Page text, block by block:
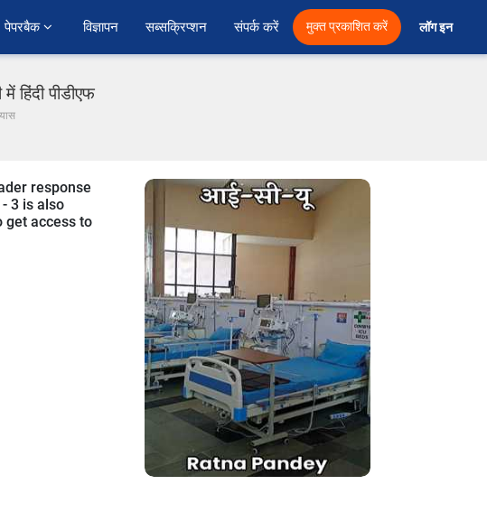
पेपरबैक विज्ञापन सब्सक्रिप्शन संपर्क करें मुक्त प्रकाशित करें लॉग इन
हिंदी पीडीएफ
response
3 is also
get access to